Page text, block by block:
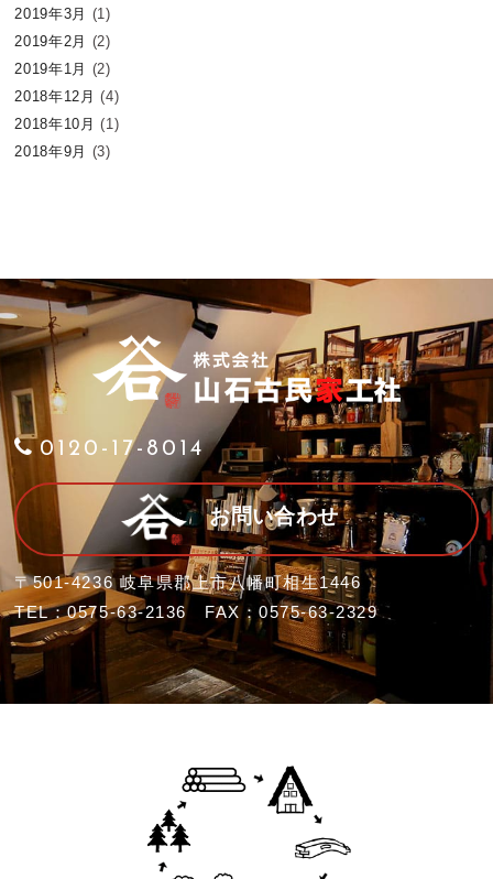
2019年3月 (1)
2019年2月 (2)
2019年1月 (2)
2018年12月 (4)
2018年10月 (1)
2018年9月 (3)
0120-17-8014
お問い合わせ
〒501-4236 岐阜県郡上市八幡町相生1446
TEL：0575-63-2136 FAX：0575-63-2329